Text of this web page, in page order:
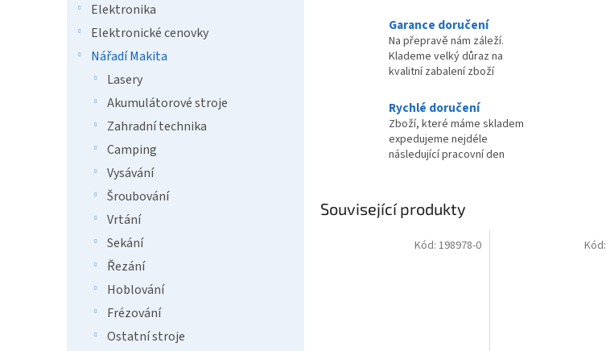
Elektronika
Elektronické cenovky
Nářadí Makita
Lasery
Akumulátorové stroje
Zahradní technika
Camping
Vysávání
Šroubování
Vrtání
Sekání
Řezání
Hoblování
Frézování
Ostatní stroje
Garance doručení
Na přepravě nám záleží.
Klademe velký důraz na
kvalitní zabalení zboží
Rychlé doručení
Zboží, které máme skladem
expedujeme nejdéle
následující pracovní den
Související produkty
Kód: 198978-0 Kód: